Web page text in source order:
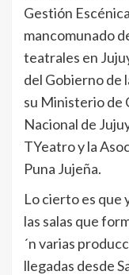
Gestión
mancomunado
teatrales en
del Gobierno de
su Ministerio de
Nacional de
TYeatro y la
Puna Jujeña.
Lo cierto es que
las salas que
´n varias
llegadas desde